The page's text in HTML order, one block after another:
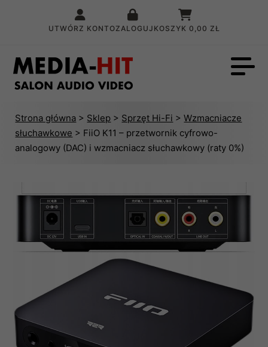
UTWÓRZ KONTOZALOGUJ KOSZYK 0,00 ZŁ
Strona główna > Sklep > Sprzęt Hi-Fi >Wzmacniacze
słuchawkowe > FiiO K11 – przetwornik cyfrowo-
analogowy (DAC) i wzmacniacz słuchawkowy (raty 0%)